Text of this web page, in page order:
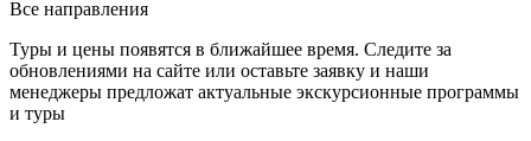
Все направления
Туры и цены появятся в ближайшее время. Следите за
обновлениями на сайте или оставьте заявку и наши
менеджеры предложат актуальные экскурсионные программы
и туры